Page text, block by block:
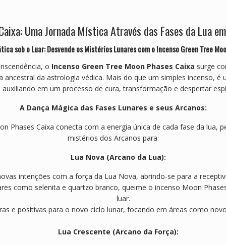
Uma Jornada Mística Através das Fases da Lua
sob o Luar: Desvende os Mistérios Lunares com o Incenso Green Tree
o Incenso Green Tree Moon Phases Caixa surge
da astrologia védica. Mais do que um simples incenso,
auxiliando em um processo de cura, transformação e despertar
A Dança Mágica das Fases Lunares e seus Arcanos:
Phases Caixa conecta com a energia única de cada fase da lua,
mistérios dos Arcanos para:
Lua Nova (Arcano da Lua):
intenções com a força da Lua Nova, abrindo-se para a
como selenita e quartzo branco, queime o incenso Moon
luar.
e positivas para o novo ciclo lunar, focando em áreas como
Lua Crescente (Arcano da Força):